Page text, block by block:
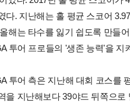
다. 지난해는 홀 평균 스코어
해는 타수를 잃기 쉽도록 만들
투어 프로들의 '생존 능력'을 지
투어 측은 지난해 대회 코스를
을 지난해보다 39야드 뒤쪽으로